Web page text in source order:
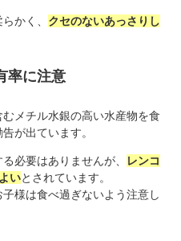
かく、 クセのないあっさりし
率に注意
メチル水銀の高い水産物を食
が出ています。
必要はありませんが、
レンコ
いとされています。
様は食べ過ぎないよう注意し